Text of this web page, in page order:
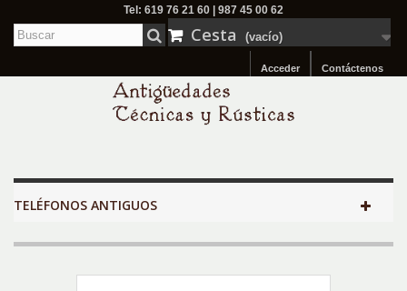
Tel: 619 76 21 60 | 987 45 00 62
Cesta (vacío)
Contáctenos
Acceder
TELÉFONOS ANTIGUOS